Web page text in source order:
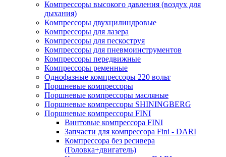
Компрессоры высокого давления (воздух для
дыхания)
Компрессоры двухцилиндровые
Компрессоры для лазера
Компрессоры для пескоструя
Компрессоры для пневмоинструментов
Компрессоры передвижные
Компрессоры ременные
Однофазные компрессоры 220 вольт
Поршневые компрессоры
Поршневые компрессоры масляные
Поршневые компрессоры SHININGBERG
Поршневые компрессоры FINI
Винтовые компрессора FINI
Запчасти для компрессора Fini - DARI
Компрессора без ресивера
(Головка+двигатель)